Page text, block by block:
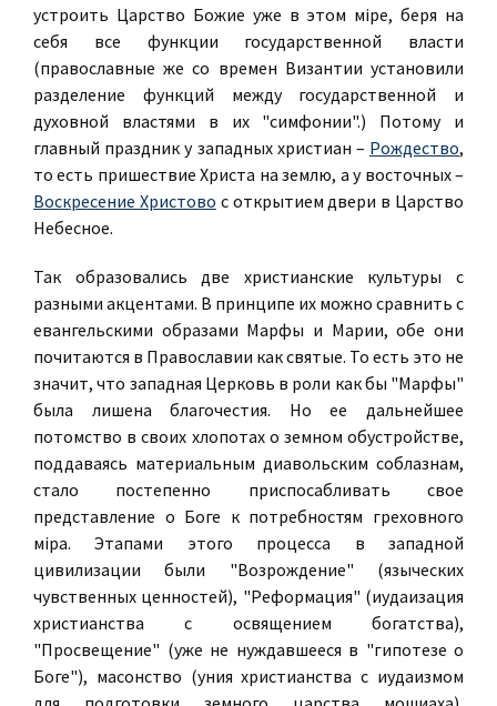
устроить Царство Божие уже в этом мiре, беря на
себя все функции государственной власти
(православные же со времен Византии установили
разделение функций между государственной и
духовной властями в их "симфонии".) Потому и
главный праздник у западных христиан – Рождество,
то есть пришествие Христа на землю, а у восточных –
Воскресение Христово с открытием двери в Царство
Небесное.
Так образовались две христианские культуры с
разными акцентами. В принципе их можно сравнить с
евангельскими образами Марфы и Марии, обе они
почитаются в Православии как святые. То есть это не
значит, что западная Церковь в роли как бы "Марфы"
была лишена благочестия. Но ее дальнейшее
потомство в своих хлопотах о земном обустройстве,
поддаваясь материальным диавольским соблазнам,
стало постепенно приспосабливать свое
представление о Боге к потребностям греховного
мiра. Этапами этого процесса в западной
цивилизации были "Возрождение" (языческих
чувственных ценностей), "Реформация" (иудаизация
христианства с освящением богатства),
"Просвещение" (уже не нуждавшееся в "гипотезе о
Боге"), масонство (уния христианства с иудаизмом